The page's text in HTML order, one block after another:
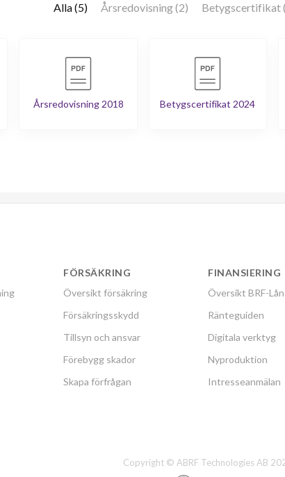
Alla (5)
Årsredovisning (2) Betygscertifikat
Årsredovisning 2018 Betygscertifikat 2024
FÖRSÄKRING
Översikt försäkring
Försäkringsskydd
Tillsyn och ansvar
Förebygg skador
Skapa förfrågan
FINANSIERING
Översikt BRF-Lån
Ränteguiden
Digitala verktyg
Nyproduktion
Intresseanmälan
Copyright © ABRF Technologies AB